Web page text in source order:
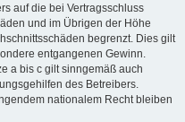
auf die bei Vertragsschluss
und im Übrigen der Höhe
begrenzt. Dies gilt
entgangenen Gewinn.
a bis c gilt sinngemäß auch
des Betreibers.
nationalem Recht bleiben